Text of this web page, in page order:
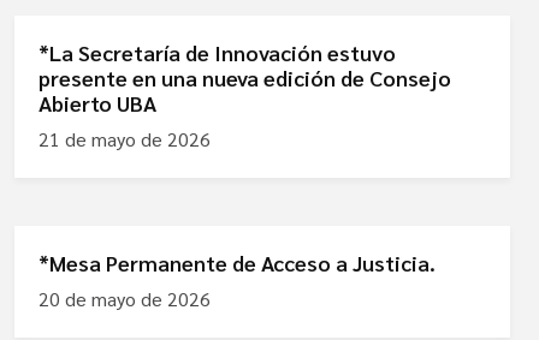
*La Secretaría de Innovación estuvo
presente en una nueva edición de Consejo
Abierto UBA
21 de mayo de 2026
*Mesa Permanente de Acceso a Justicia.
20 de mayo de 2026